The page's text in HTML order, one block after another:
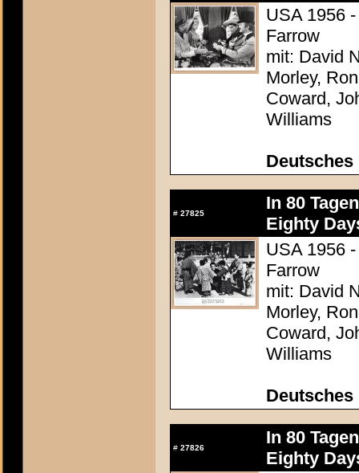
USA 1956
Farrow
mit: David
Morley,
Coward,
Williams
# 27825
In 80
Eighty
USA 1956
Farrow
mit: David
Morley,
Coward,
Williams
# 27826
In 80
Eighty